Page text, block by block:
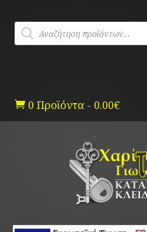
content
Products
search
 0 Προϊόντα - 0.00€